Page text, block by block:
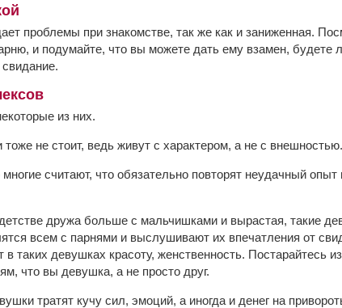
проблемы при знакомстве, так же как и заниженная.
и подумайте, что вы можете дать ему взамен, будете
из них.
не стоит, ведь живут с характером, а не с внешностью.
считают, что обязательно повторят неудачный
дружа больше с мальчишками и вырастая, такие
всем с парнями и выслушивают их впечатления от
таких девушках красоту, женственность. Постарайтесь
что вы девушка, а не просто друг.
тратят кучу сил, эмоций, а иногда и денег на